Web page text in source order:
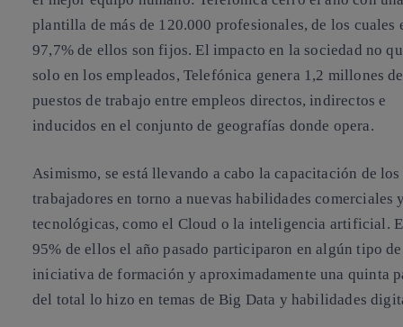
plantilla de más de 120.000 profesionales, de los cuales
97,7% de ellos son fijos. El impacto en la sociedad no
solo en los empleados, Telefónica genera 1,2 millones de
puestos de trabajo entre empleos directos, indirectos e
inducidos en el conjunto de geografías donde opera.
Asimismo, se está llevando a cabo la capacitación de los
trabajadores en torno a nuevas habilidades comerciales
tecnológicas, como el Cloud o la inteligencia artificial.
95% de ellos el año pasado participaron en algún tipo de
iniciativa de formación y aproximadamente una quinta
del total lo hizo en temas de Big Data y habilidades